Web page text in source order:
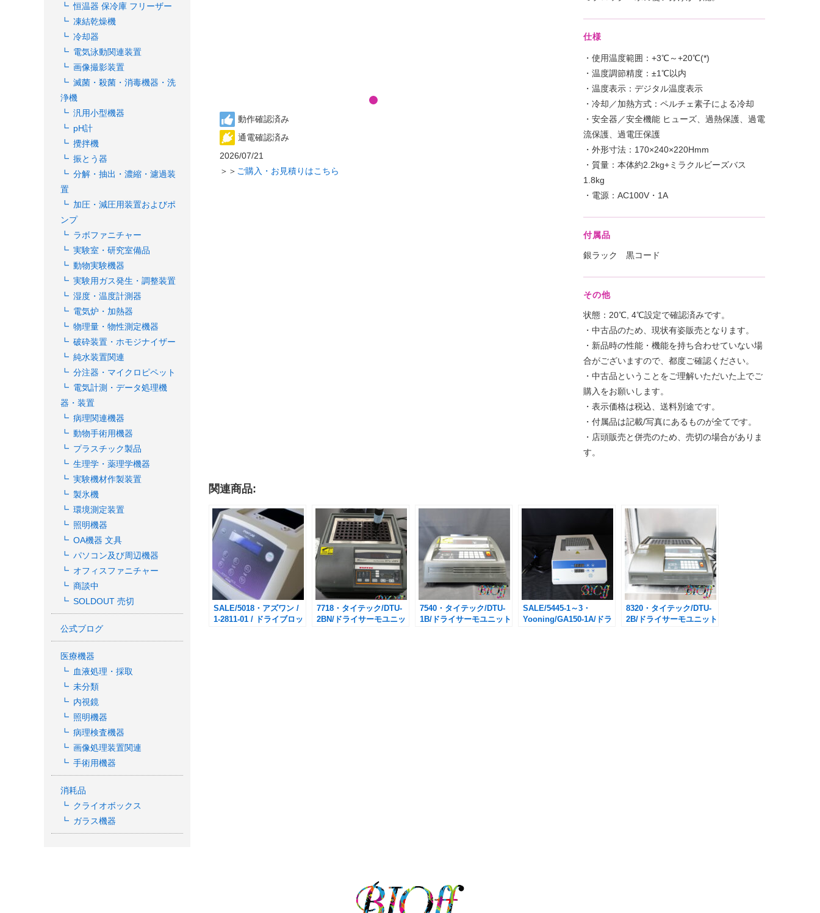
恒温器 保冷庫 フリーザー
凍結乾燥機
冷却器
電気泳動関連装置
画像撮影装置
滅菌・殺菌・消毒機器・洗
浄機
汎用小型機器
pH計
攪拌機
振とう器
分解・抽出・濃縮・濾過装
置
加圧・減圧用装置およびポ
ンプ
ラボファニチャー
実験室・研究室備品
動物実験機器
実験用ガス発生・調整装置
湿度・温度計測器
電気炉・加熱器
物理量・物性測定機器
破砕装置・ホモジナイザー
純水装置関連
分注器・マイクロピペット
電気計測・データ処理機
器・装置
病理関連機器
動物手術用機器
プラスチック製品
生理学・薬理学機器
実験機材作製装置
製氷機
環境測定装置
照明機器
OA機器 文具
パソコン及び周辺機器
オフィスファニチャー
商談中
SOLDOUT 売切
公式ブログ
医療機器
血液処理・採取
未分類
内視鏡
照明機器
病理検査機器
画像処理装置関連
手術用機器
消耗品
クライオボックス
ガラス機器
動作確認済み
通電確認済み
2026/07/21
＞＞ ご購入・お見積りはこちら
仕様
・使用温度範囲：+3℃～+20℃(*)
・温度調節精度：±1℃以内
・温度表示：デジタル温度表示
・冷却／加熱方式：ペルチェ素子による冷却
・安全器／安全機能 ヒューズ、過熱保護、過電
流保護、過電圧保護
・外形寸法：170×240×220Hmm
・質量：本体約2.2kg+ミラクルビーズバス
1.8kg
・電源：AC100V・1A
付属品
銀ラック 黒コード
その他
状態：20℃, 4℃設定で確認済みです。
・中古品のため、現状有姿販売となります。
・新品時の性能・機能を持ち合わせていない場
合がございますので、都度ご確認ください。
・中古品ということをご理解いただいた上でご
購入をお願いします。
・表示価格は税込、送料別途です。
・付属品は記載/写真にあるものが全てです。
・店頭販売と併売のため、売切の場合がありま
す。
関連商品:
SALE/5018・アズワン /
1-2811-01 / ドライブロッ
7718・タイテック/DTU-
2BN/ドライサーモユニッ
7540・タイテック/DTU-
1B/ドライサーモユニット
SALE/5445-1～3・
Yooning/GA150-1A/ドラ
8320・タイテック/DTU-
2B/ドライサーモユニット